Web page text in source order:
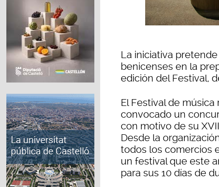
La iniciativa
benicenses en la
edición del Festival,
El Festival de
convocado un
con motivo de su
Desde la
todos los comercios
un festival que este
para sus 10 días de